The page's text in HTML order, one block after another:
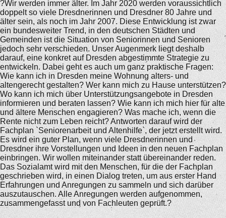
?Wir werden immer älter. Im Jahr 2020 werden voraussichtlich
doppelt so viele Dresdnerinnen und Dresdner 80 Jahre und
älter sein, als noch im Jahr 2007. Diese Entwicklung ist zwar
ein bundesweiter Trend, in den deutschen Städten und
Gemeinden ist die Situation von Seniorinnen und Senioren
jedoch sehr verschieden. Unser Augenmerk liegt deshalb
darauf, eine konkret auf Dresden abgestimmte Strategie zu
entwickeln. Dabei geht es auch um ganz praktische Fragen:
Wie kann ich in Dresden meine Wohnung alters- und
altengerecht gestalten? Wer kann mich zu Hause unterstützen?
Wo kann ich mich über Unterstützungsangebote in Dresden
informieren und beraten lassen? Wie kann ich mich hier für alte
und ältere Menschen engagieren? Was mache ich, wenn die
Rente nicht zum Leben reicht? Antworten darauf wird der
Fachplan `Seniorenarbeit und Altenhilfe`, der jetzt erstellt wird.
Es wird ein guter Plan, wenn viele Dresdnerinnen und
Dresdner ihre Vorstellungen und Ideen in den neuen Fachplan
einbringen. Wir wollen miteinander statt übereinander reden.
Das Sozialamt wird mit den Menschen, für die der Fachplan
geschrieben wird, in einen Dialog treten, um aus erster Hand
Erfahrungen und Anregungen zu sammeln und sich darüber
auszutauschen. Alle Anregungen werden aufgenommen,
zusammengefasst und von Fachleuten geprüft.?